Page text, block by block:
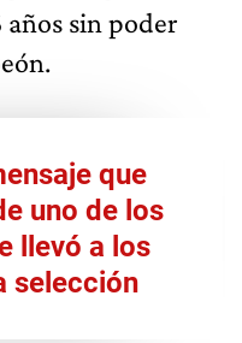
años sin poder
que
uno de los
llevó a los
selección